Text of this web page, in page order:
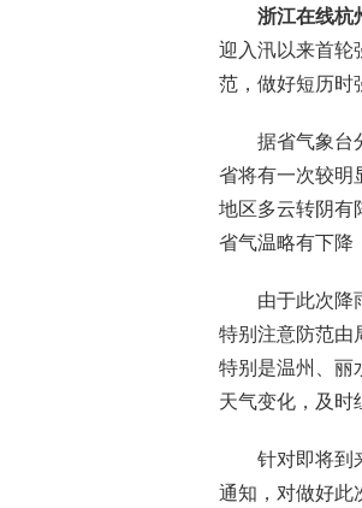
浙江在线杭
迎入汛以来首轮
范，做好短历时
据省气象台分
省将有一次较明
地区多云转阴有
省气温略有下降
由于此次降雨
特别注意防范由
特别是温州、丽
天气变化，及时
针对即将到来
通知，对做好此